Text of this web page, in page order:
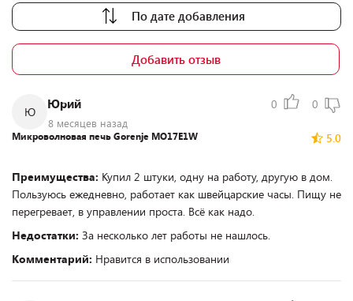
По дате добавления
Добавить отзыв
Ю
Юрий
8 месяцев назад
0 0
5.0
Микроволновая печь Gorenje MO17E1W
Преимущества: Купил 2 штуки, одну на работу, другую в дом.
Пользуюсь ежедневно, работает как швейцарские часы. Пищу не
перегревает, в управлении проста. Всё как надо.
Недостатки: За несколько лет работы не нашлось.
Комментарий: Нравится в использовании